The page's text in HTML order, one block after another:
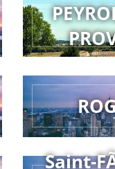
Saint-